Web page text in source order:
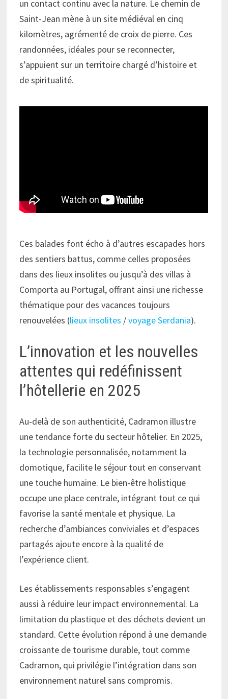
un contact continu avec la nature. Le chemin de
Saint-Jean mène à un site médiéval en cinq
kilomètres, agrémenté de croix de pierre. Ces
randonnées, idéales pour se reconnecter,
s’appuient sur un territoire chargé d’histoire et
de spiritualité.
Ces balades font écho à d’autres escapades hors
des sentiers battus, comme celles proposées
dans des lieux insolites ou jusqu’à des villas à
Comporta au Portugal, offrant ainsi une richesse
thématique pour des vacances toujours
renouvelées (lieux insolites /voyage Serdania).
L’innovation et les nouvelles
attentes qui redéfinissent
l’hôtellerie en 2025
Au-delà de son authenticité, Cadramon illustre
une tendance forte du secteur hôtelier. En 2025,
la technologie personnalisée, notamment la
domotique, facilite le séjour tout en conservant
une touche humaine. Le bien-être holistique
occupe une place centrale, intégrant tout ce qui
favorise la santé mentale et physique. La
recherche d’ambiances conviviales et d’espaces
partagés ajoute encore à la qualité de
l’expérience client.
Les établissements responsables s’engagent
aussi à réduire leur impact environnemental. La
limitation du plastique et des déchets devient un
standard. Cette évolution répond à une demande
croissante de tourisme durable, tout comme
Cadramon, qui privilégie l’intégration dans son
environnement naturel sans compromis.